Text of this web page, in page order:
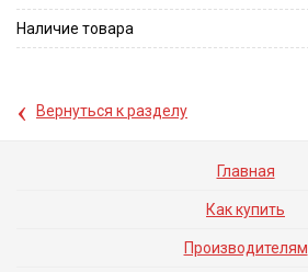
Наличие товара
‹ Вернуться к разделу
Главная
Как купить
Производителям